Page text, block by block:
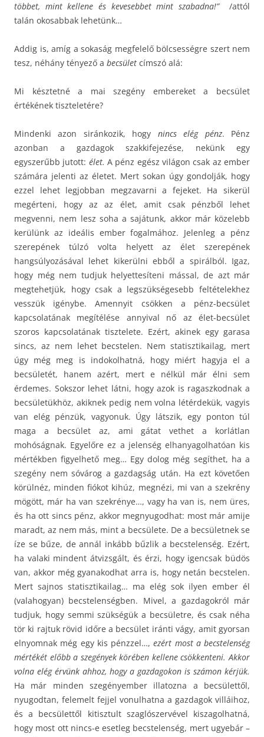
többet, mint kellene és kevesebbet mint szabadna!”/attól
talán okosabbak lehetünk…
Addig is, amíg a sokaság megfelelő bölcsességre szert nem
tesz, néhány tényező a becsület címszó alá:
Mi késztetné a mai szegény embereket a becsület
értékének tiszteletére?
Mindenki azon siránkozik, hogy nincs elég pénz. Pénz
azonban a gazdagok szakkifejezése, nekünk egy
egyszerűbb jutott: élet. A pénz egész világon csak az ember
számára jelenti az életet. Mert sokan úgy gondolják, hogy
ezzel lehet legjobban megzavarni a fejeket. Ha sikerül
megérteni, hogy az az élet, amit csak pénzből lehet
megvenni, nem lesz soha a sajátunk, akkor már közelebb
kerülünk az ideális ember fogalmához. Jelenleg a pénz
szerepének túlzó volta helyett az élet szerepének
hangsúlyozásával lehet kikerülni ebből a spirálból. Igaz,
hogy még nem tudjuk helyettesíteni mással, de azt már
megtehetjük, hogy csak a legszükségesebb feltételekhez
vesszük igénybe. Amennyit csökken a pénz-becsület
kapcsolatának megítélése annyival nő az élet-becsület
szoros kapcsolatának tisztelete. Ezért, akinek egy garasa
sincs, az nem lehet becstelen. Nem statisztikailag, mert
úgy még meg is indokolhatná, hogy miért hagyja el a
becsületét, hanem azért, mert e nélkül már élni sem
érdemes. Sokszor lehet látni, hogy azok is ragaszkodnak a
becsületükhöz, akiknek pedig nem volna létérdekük, vagyis
van elég pénzük, vagyonuk. Úgy látszik, egy ponton túl
maga a becsület az, ami gátat vethet a korlátlan
mohóságnak. Egyelőre ez a jelenség elhanyagolhatóan kis
mértékben figyelhető meg… Egy dolog még segíthet, ha a
szegény nem sóvárog a gazdagság után. Ha ezt követően
körülnéz, minden fiókot kihúz, megnézi, mi van a szekrény
mögött, már ha van szekrénye…, vagy ha van is, nem üres,
és ha ott sincs pénz, akkor megnyugodhat: most már amije
maradt, az nem más, mint a becsülete. De a becsületnek se
íze se bűze, de annál inkább bűzlik a becstelenség. Ezért,
ha valaki mindent átvizsgált, és érzi, hogy igencsak büdös
van, akkor még gyanakodhat arra is, hogy netán becstelen.
Mert sajnos statisztikailag… ma elég sok ilyen ember él
(valahogyan) becstelenségben. Mivel, a gazdagokról már
tudjuk, hogy semmi szükségük a becsületre, és csak néha
tör ki rajtuk rövid időre a becsület iránti vágy, amit gyorsan
elnyomnak még egy kis pénzzel…,ezért most a becstelenség
mértékét előbb a szegények körében kellene csökkenteni. Akkor
volna elég érvünk ahhoz, hogy a gazdagokon is számon kérjük.
Ha már minden szegényember illatozna a becsülettől,
nyugodtan, felemelt fejjel vonulhatna a gazdagok villáihoz,
és a becsülettől kitisztult szaglószervével kiszagolhatná,
hogy most ott nincs-e esetleg becstelenség, mert ugyebár –